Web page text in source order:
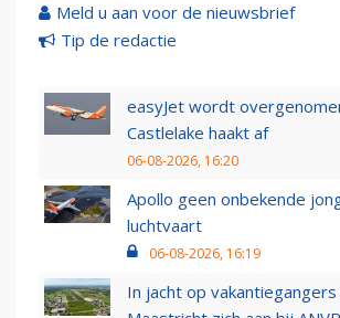
Meld u aan voor de nieuwsbrief
Tip de redactie
easyJet wordt
Castlelake haakt af
06-08-2026, 16:20
Apollo geen onbekende
luchtvaart
06-08-2026, 16:19
In jacht op